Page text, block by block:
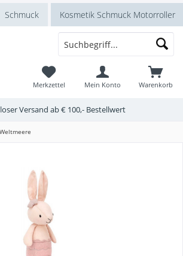
Schmuck Kosmetik Schmuck Motorroller
Warenkorb
Merkzettel Mein Konto
Versand ab € 100,- Bestellwert
Weltmeere